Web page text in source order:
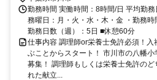
勤務時間 実働時間：8時間/日 平均勤
務曜日：月・火・水・木・金 ・勤務
勤務日数（週）：5日 ■休憩60分
仕事内容 調理師or栄養士免許必須！
ぶことからスタート！ 市川市の八幡
募集！ 調理師もしくは栄養士免許の
れた献立...